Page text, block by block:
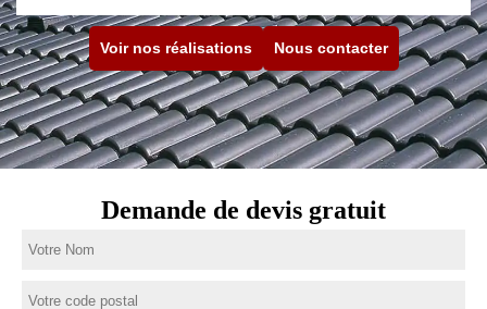
Voir nos réalisations Nous contacter
Demande de devis gratuit